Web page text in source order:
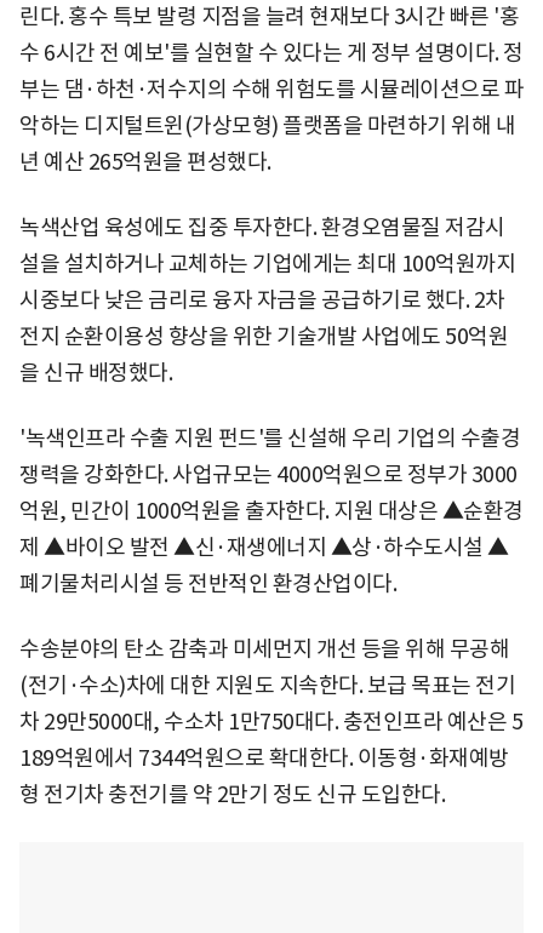
린다. 홍수 특보 발령 지점을 늘려 현재보다 3시간 빠른 '홍
수 6시간 전 예보'를 실현할 수 있다는 게 정부 설명이다. 정
부는 댐·하천·저수지의 수해 위험도를 시뮬레이션으로 파
악하는 디지털트윈(가상모형) 플랫폼을 마련하기 위해 내
년 예산 265억원을 편성했다.
녹색산업 육성에도 집중 투자한다. 환경오염물질 저감시
설을 설치하거나 교체하는 기업에게는 최대 100억원까지
시중보다 낮은 금리로 융자 자금을 공급하기로 했다. 2차
전지 순환이용성 향상을 위한 기술개발 사업에도 50억원
을 신규 배정했다.
'녹색인프라 수출 지원 펀드'를 신설해 우리 기업의 수출경
쟁력을 강화한다. 사업규모는 4000억원으로 정부가 3000
억원, 민간이 1000억원을 출자한다. 지원 대상은 ▲순환경
제 ▲바이오 발전 ▲신·재생에너지 ▲상·하수도시설 ▲
폐기물처리시설 등 전반적인 환경산업이다.
수송분야의 탄소 감축과 미세먼지 개선 등을 위해 무공해
(전기·수소)차에 대한 지원도 지속한다. 보급 목표는 전기
차 29만5000대, 수소차 1만750대다. 충전인프라 예산은 5
189억원에서 7344억원으로 확대한다. 이동형·화재예방
형 전기차 충전기를 약 2만기 정도 신규 도입한다.